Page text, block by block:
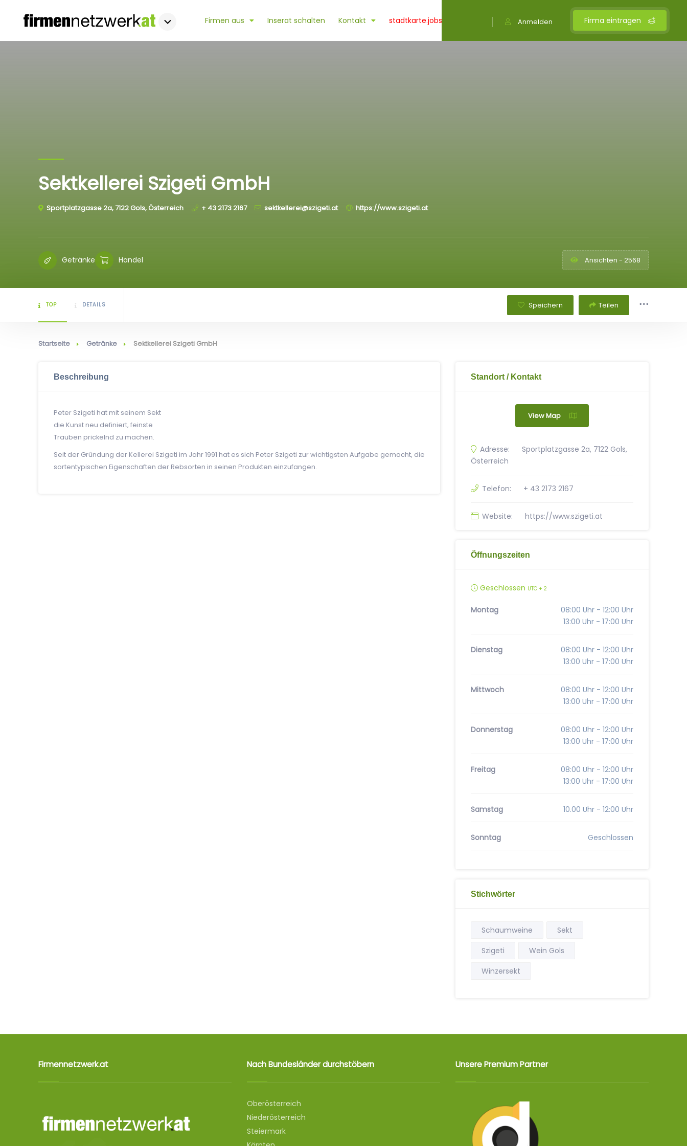
Firma eintragen
Anmelden
Firmen aus Inserat schalten Kontakt stadtkarte.jobs
Sektkellerei Szigeti GmbH
Sportplatzgasse 2a, 7122 Gols, Österreich + 43 2173 2167 sektkellerei@szigeti.at https://www.szigeti.at
Getränke Handel Ansichten - 2568
TOP DETAILS Speichern Teilen
Startseite Getränke Sektkellerei Szigeti GmbH
Beschreibung
Peter Szigeti hat mit seinem Sekt
die Kunst neu definiert, feinste
Trauben prickelnd zu machen.
Seit der Gründung der Kellerei Szigeti im Jahr 1991 hat es sich Peter Szigeti zur wichtigsten Aufgabe gemacht, die
sortentypischen Eigenschaften der Rebsorten in seinen Produkten einzufangen.
Standort / Kontakt
View Map
Adresse:
Sportplatzgasse 2a, 7122 Gols,
Österreich
Telefon: + 43 2173 2167
Website: https://www.szigeti.at
Öffnungszeiten
Geschlossen UTC + 2
Montag
08:00 Uhr - 12:00 Uhr
13:00 Uhr - 17:00 Uhr
Dienstag
08:00 Uhr - 12:00 Uhr
13:00 Uhr - 17:00 Uhr
Mittwoch
08:00 Uhr - 12:00 Uhr
13:00 Uhr - 17:00 Uhr
Donnerstag
08:00 Uhr - 12:00 Uhr
13:00 Uhr - 17:00 Uhr
Freitag
08:00 Uhr - 12:00 Uhr
13:00 Uhr - 17:00 Uhr
Samstag 10.00 Uhr - 12:00 Uhr
Sonntag Geschlossen
Stichwörter
Schaumweine
Sekt
Szigeti
Wein Gols
Winzersekt
Firmennetzwerk.at Nach Bundesländer durchstöbern
Oberösterreich
Niederösterreich
Steiermark
Unsere Premium Partner